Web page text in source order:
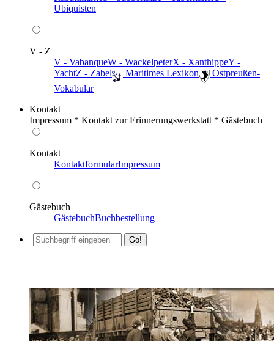
Ubiquisten
V - Z
V - VabanqueW - WackelpeterX - XanthippeY -
YachtZ - Zabel ️ Maritimes Lexikon
️ Ostpreußen-
Vokabular
Kontakt
Impressum * Kontakt zur Erinnerungswerkstatt * Gästebuch
Kontakt
KontaktformularImpressum
Gästebuch
GästebuchBuchbestellung